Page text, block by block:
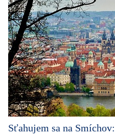
Sťahujem sa na